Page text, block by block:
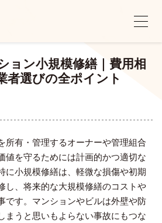
ョン小規模修繕｜費用相
者選びの全ポイント
所有・管理するオーナーや管理組合
値を守るためには計画的かつ適切な
に小規模修繕は、軽微な損傷や初期
し、将来的な大規模修繕のコストや
です。マンションやビルは外壁や防
まうと思いもよらない事故にもつな